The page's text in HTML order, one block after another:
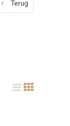
Terug